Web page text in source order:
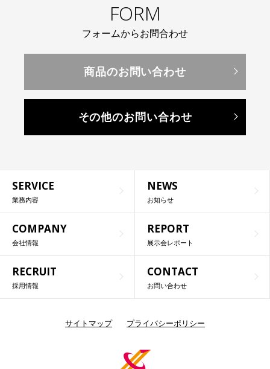
FORM
フォームからお問合わせ
商品のお問い合わせ
その他のお問い合わせ
SERVICE
業務内容
NEWS
お知らせ
COMPANY
会社情報
REPORT
展示会レポート
RECRUIT
採用情報
CONTACT
お問い合わせ
サイトマップ プライバシーポリシー